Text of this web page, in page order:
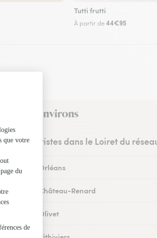
Tutti frutti
À partir de44€95
ses environs
Les fleuristes dans le Loiret du
Fleuristes à Orléans
à Château-Renard
Fleuristes à Olivet